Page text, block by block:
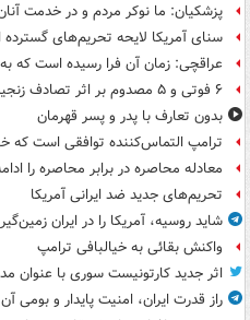
پزشکیان: ما نوکر مردم و در خدمت
سنای آمریکا لایحه تحریم‌های
عراقچی: زمان آن فرا رسیده است که
۶ فوتی و ۵ مصدوم بر اثر تصادف زنجیره‌ای
بدون تعارف با پدر و پسر قهرمان
ترامپ التماس‌کننده توافقی است که
معادله محاصره در برابر محاصره را
تحریم‌های جدید ضد ایرانی آمریکا
شاید روسیه، آمریکا را در ایران
واکنش بقائی به خیالبافی ترامپ
اثر جدید کارتونیست سوری با عنوان
راز قدرت ایران، امنیت پایدار و بومی